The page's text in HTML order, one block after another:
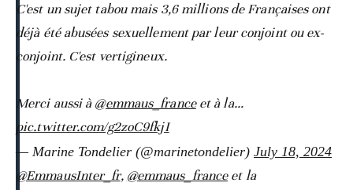
C'est un sujet tabou mais 3,6 millions de Françaises ont
déjà été abusées sexuellement par leur conjoint ou ex-
conjoint. C'est vertigineux.
Merci aussi à@emmaus_franceet à la…
pic.twitter.com/g2zoC9fkjI
— Marine Tondelier (@marinetondelier) July 18, 2024
@EmmausInter_fr, @emmaus_franceet la